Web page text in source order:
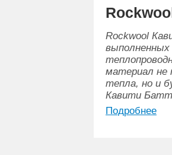
Rockwool
выполненных
материал не
тепла, но и
Кавити
Подробнее